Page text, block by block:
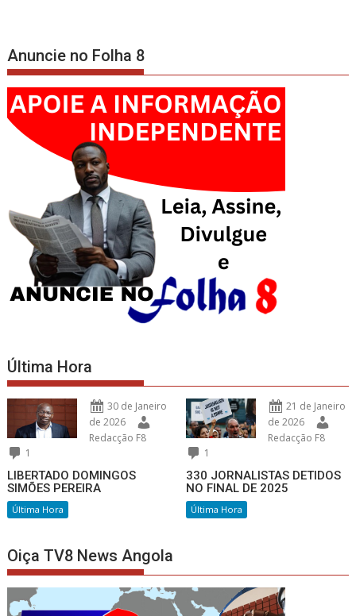
Anuncie no Folha 8
Última Hora
30 de Janeiro
de 2026
Redacção F8
1
LIBERTADO DOMINGOS
SIMÕES PEREIRA
Última Hora
21 de Janeiro
de 2026
Redacção F8
1
330 JORNALISTAS DETIDOS
NO FINAL DE 2025
Última Hora
Oiça TV8 News Angola